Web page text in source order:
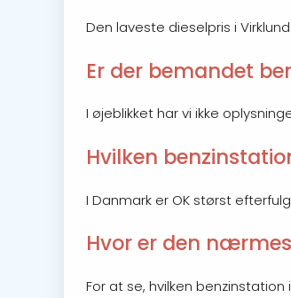
Den laveste dieselpris i
Er der bemandet
I øjeblikket har vi ikke
Hvilken
I Danmark er OK størst
Hvor er den
For at se, hvilken